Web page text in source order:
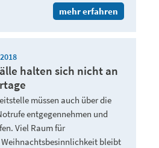
mehr erfahren
halten sich nicht an
müssen auch über die
entgegennehmen und
Viel Raum für
bleibt